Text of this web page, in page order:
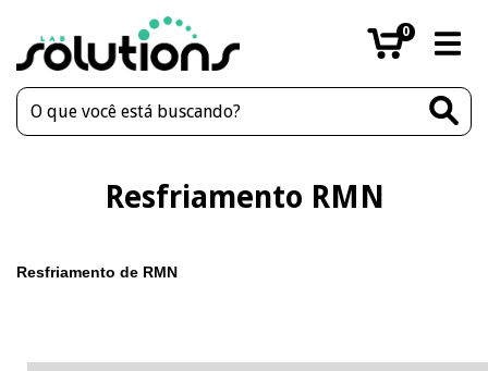
0
Resfriamento RMN
Resfriamento de RMN